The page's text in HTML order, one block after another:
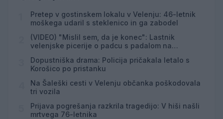
Pretep v gostinskem lokalu v Velenju: 46-letnik
moškega udaril s steklenico in ga zabodel
(VIDEO) "Mislil sem, da je konec": Lastnik
velenjske picerije o padcu s padalom na
Dopustniška drama: Policija pričakala letalo s
Korošico po pristanku
Na Šaleški cesti v Velenju občanka poškodovala
tri vozila
Prijava pogrešanja razkrila tragedijo: V hiši našli
mrtvega 76-letnika